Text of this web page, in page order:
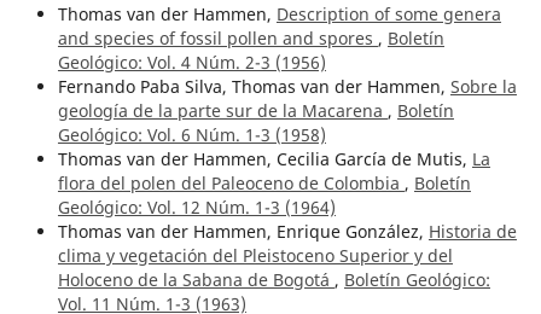
Thomas van der Hammen, Description of some genera
and species of fossil pollen and spores , Boletín
Geológico: Vol. 4 Núm. 2-3 (1956)
Fernando Paba Silva, Thomas van der Hammen, Sobre la
geología de la parte sur de la Macarena , Boletín
Geológico: Vol. 6 Núm. 1-3 (1958)
Thomas van der Hammen, Cecilia García de Mutis, La
flora del polen del Paleoceno de Colombia , Boletín
Geológico: Vol. 12 Núm. 1-3 (1964)
Thomas van der Hammen, Enrique González, Historia de
clima y vegetación del Pleistoceno Superior y del
Holoceno de la Sabana de Bogotá , Boletín Geológico:
Vol. 11 Núm. 1-3 (1963)